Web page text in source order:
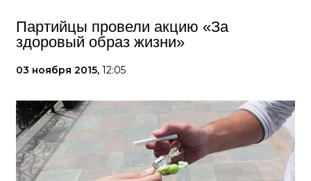
Партийцы провели акцию «За
здоровый образ жизни»
03 ноября 2015, 12:05